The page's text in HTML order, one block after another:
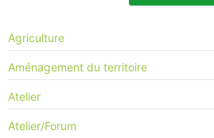
Agriculture
Aménagement du territoire
Atelier
Atelier/Forum